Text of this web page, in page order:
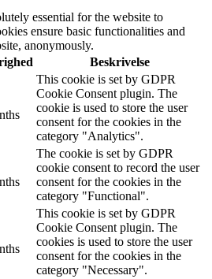
essential for the website to
ensure basic functionalities and
anonymously.
Beskrivelse
This cookie is set by GDPR
Cookie Consent plugin. The
cookie is used to store the user
consent for the cookies in the
category "Analytics".
The cookie is set by GDPR
cookie consent to record the user
consent for the cookies in the
category "Functional".
This cookie is set by GDPR
Cookie Consent plugin. The
cookies is used to store the user
consent for the cookies in the
category "Necessary".